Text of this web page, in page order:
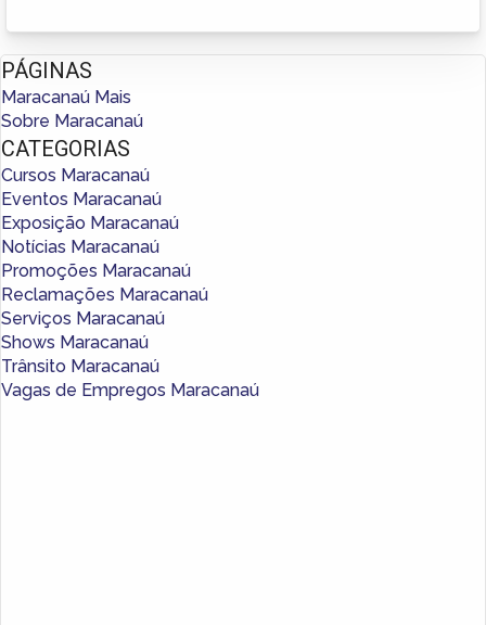
PÁGINAS
Maracanaú Mais
Sobre Maracanaú
CATEGORIAS
Cursos Maracanaú
Eventos Maracanaú
Exposição Maracanaú
Notícias Maracanaú
Promoções Maracanaú
Reclamações Maracanaú
Serviços Maracanaú
Shows Maracanaú
Trânsito Maracanaú
Vagas de Empregos Maracanaú